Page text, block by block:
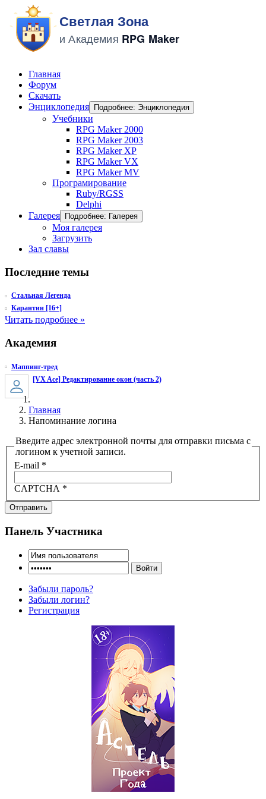
Главная
Форум
Скачать
Энциклопедия
Подробнее: Энциклопедия
Учебники
RPG Maker 2000
RPG Maker 2003
RPG Maker XP
RPG Maker VX
RPG Maker MV
Програмирование
Ruby/RGSS
Delphi
Галерея
Подробнее: Галерея
Моя галерея
Загрузить
Зал славы
Последние темы
Стальная Легенда
Карантин [16+]
Читать подробнее »
Академия
Маппинг-тред
[VX Ace] Редактирование окон (часть 2)
Главная
Напоминание логина
Введите адрес электронной почты для отправки письма с
логином к учетной записи.
E-mail *
CAPTCHA *
Отправить
Панель Участника
Забыли пароль?
Забыли логин?
Регистрация